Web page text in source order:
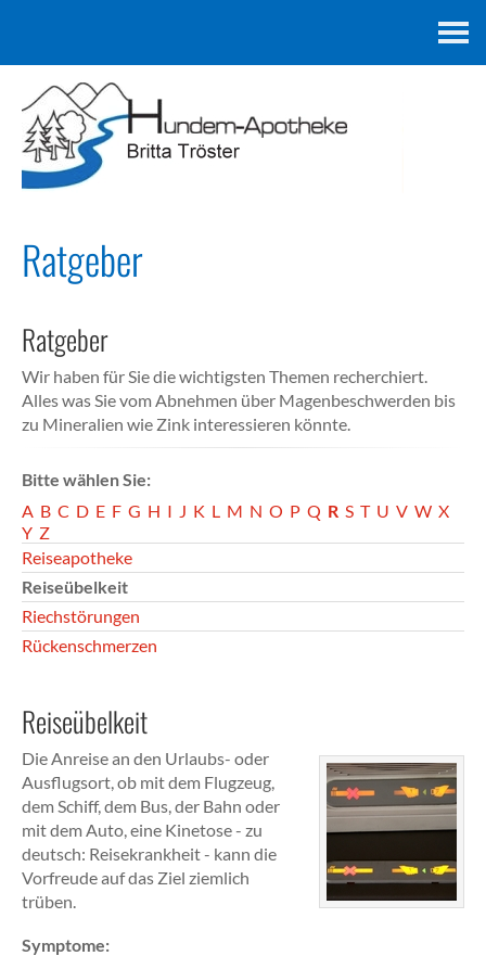
Ratgeber
Ratgeber
Wir haben für Sie die wichtigsten Themen recherchiert.
Alles was Sie vom Abnehmen über Magenbeschwerden bis
zu Mineralien wie Zink interessieren könnte.
Bitte wählen Sie:
A B C D E F G H I J K L M N O P Q R S T U V W X
Y Z
Reiseapotheke
Reiseübelkeit
Riechstörungen
Rückenschmerzen
Reiseübelkeit
Die Anreise an den Urlaubs- oder
Ausflugsort, ob mit dem Flugzeug,
dem Schiff, dem Bus, der Bahn oder
mit dem Auto, eine Kinetose - zu
deutsch: Reisekrankheit - kann die
Vorfreude auf das Ziel ziemlich
trüben.
Symptome: